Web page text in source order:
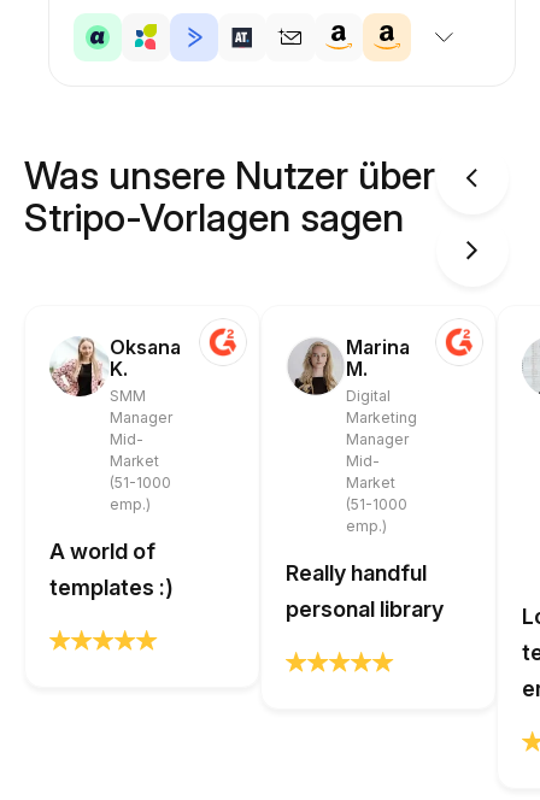
Was unsere Nutzer über
Stripo-Vorlagen sagen
Oksana
K.
SMM
Manager
Mid-
Market
(51-1000
emp.)
A world of
templates :)
Marina
M.
Digital
Marketing
Manager
Mid-
Market
(51-1000
emp.)
Really handful
personal library